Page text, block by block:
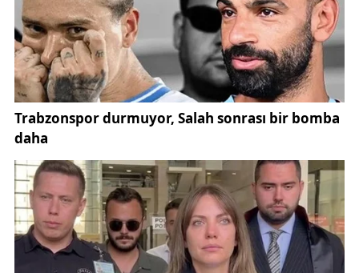
dedi.
Hafta sonu deplasmanda Iğdır FK ile oynayacakları
maçın zor geçeceğini söyleyen Altıparmak,
"Hemen hemen aynı türde bir takıma karşı
oynayacağız. Kanatlarını çok iyi kullanan, çok iyi bir
yapacağımız. Bizde aynı şekilde oyunumuzu
oynayamaya devam edeceğiz. 2 tane final maçımız
kaldı. Bu maçları oynayıp devre arasına girmek
istiyoruz. Bunun içinde Iğdır maçı bizim için final
niteliğinde bir maç. İnşallah oraya kazanmaya